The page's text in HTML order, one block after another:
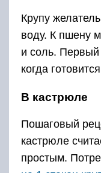
Крупу
воду. К пшену
и соль. Первый
когда
В кастрюле
Пошаговый
кастрюле
простым.